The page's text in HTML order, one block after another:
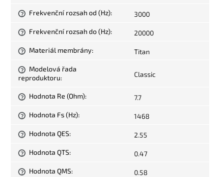
? Frekvenční rozsah od (Hz): 3000
? Frekvenční rozsah do (Hz): 20000
? Materiál membrány: Titan
?
Modelová řada
reproduktoru: Classic
? Hodnota Re (Ohm): 7.7
? Hodnota Fs (Hz): 1468
? Hodnota QES: 2.55
? Hodnota QTS: 0.47
? Hodnota QMS: 0.58